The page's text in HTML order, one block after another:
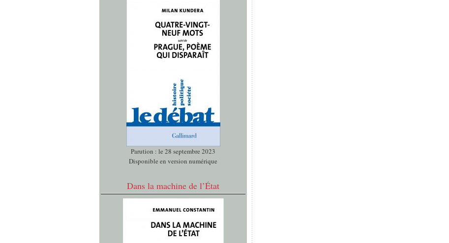
Parution : le 28 septembre 2023
Disponible en version numérique
Dans la machine de l’État